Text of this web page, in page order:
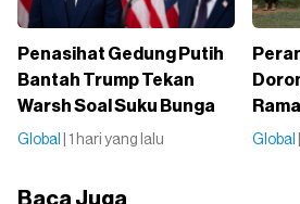
Penasihat Gedung Putih
Bantah Trump Tekan
Warsh Soal Suku Bunga
Global | 1 hari yang lalu Global
Baca Juga